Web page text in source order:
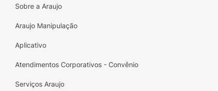
Sobre a Araujo
Araujo Manipulação
Aplicativo
Atendimentos Corporativos - Convênio
Serviços Araujo